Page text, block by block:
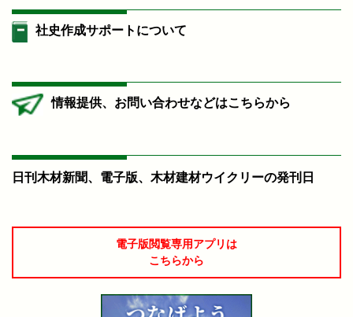
社史作成サポートについて
情報提供、お問い合わせなどはこちらから
日刊木材新聞、電子版、木材建材ウイクリーの発刊日
電子版閲覧専用アプリは
こちらから